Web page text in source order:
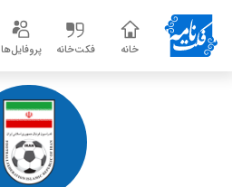
خانه فکت‌خانه پروفایل‌ها